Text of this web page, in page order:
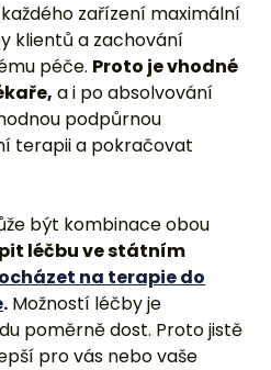
zařízení maximální
klientů a zachování
péče. Proto je vhodné
a i po absolvování
podpůrnou
terapii a pokračovat
být kombinace obou
léčbu ve státním
na terapie do
. Možností léčby je
poměrně dost. Proto jistě
pro vás nebo vaše